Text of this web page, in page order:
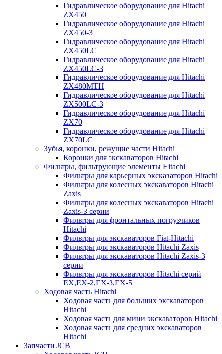
Гидравлическое оборудование для Hitachi
ZX450
Гидравлическое оборудование для Hitachi
ZX450-3
Гидравлическое оборудование для Hitachi
ZX450LC
Гидравлическое оборудование для Hitachi
ZX450LC-3
Гидравлическое оборудование для Hitachi
ZX480MTH
Гидравлическое оборудование для Hitachi
ZX500LC-3
Гидравлическое оборудование для Hitachi
ZX70
Гидравлическое оборудование для Hitachi
ZX70LC
Зубья, коронки, режущие части Hitachi
Коронки для экскаваторов Hitachi
Фильтры, фильтрующие элементы Hitachi
Фильтры для карьерных экскаваторов Hitachi
Фильтры для колесных экскаваторов Hitachi
Zaxis
Фильтры для колесных экскаваторов Hitachi
Zaxis-3 серии
Фильтры для фронтальных погрузчиков
Hitachi
Фильтры для экскаваторов Fiat-Hitachi
Фильтры для экскаваторов Hitachi Zaxis
Фильтры для экскаваторов Hitachi Zaxis-3
серии
Фильтры для экскаваторов Hitachi серий
EX,EX-2,EX-3,EX-5
Ходовая часть Hitachi
Ходовая часть для больших экскаваторов
Hitachi
Ходовая часть для мини экскаваторов Hitachi
Ходовая часть для средних экскаваторов
Hitachi
Запчасти JCB